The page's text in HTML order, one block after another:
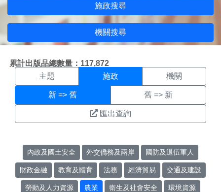
施政搜尋
機關搜尋
累計出版品總數量：117,872
施政搜尋結果頁面
主題 施政 機關
新 => 舊 舊 => 新
匯出查詢
內政及國土安全 外交僑務及兩岸 國防及退伍軍人
財政金融 教育及體育 法務 經濟貿易 交通及建設
勞動及人力資源 農業 衛生及社會安全 環境資源